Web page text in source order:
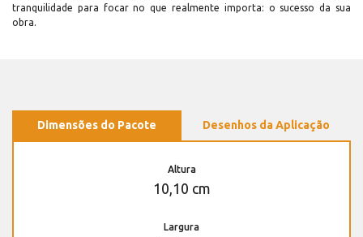
tranquilidade para focar no que realmente importa: o sucesso da sua
obra.
Dimensões do Pacote Desenhos da Aplicação
Altura
10,10 cm
Largura